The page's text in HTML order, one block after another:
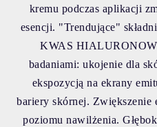
kremu podczas aplikacji
esencji. "Trendujące"
KWAS
badaniami: ukojenie dla
ekspozycją na ekrany
bariery skórnej. Zwiększenie
poziomu nawilżenia.